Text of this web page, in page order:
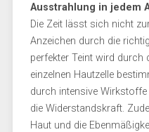
Ausstrahlung in jedem
Die Zeit lässt sich nicht
Anzeichen durch die
perfekter Teint wird durch
einzelnen Hautzelle
durch intensive
die Widerstandskraft.
Haut und die